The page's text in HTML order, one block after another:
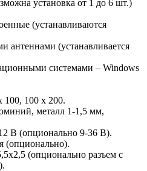
установка от 1 до 6 шт.)
(устанавливаются
антеннами (устанавливается
системами – Windows
100 х 200.
металл 1-1,5 мм,
В (опционально 9-36 В).
(опционально).
(опционально разъем с